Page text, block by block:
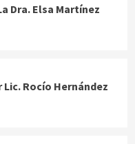
Dra. Elsa Martínez
Rocío Hernández